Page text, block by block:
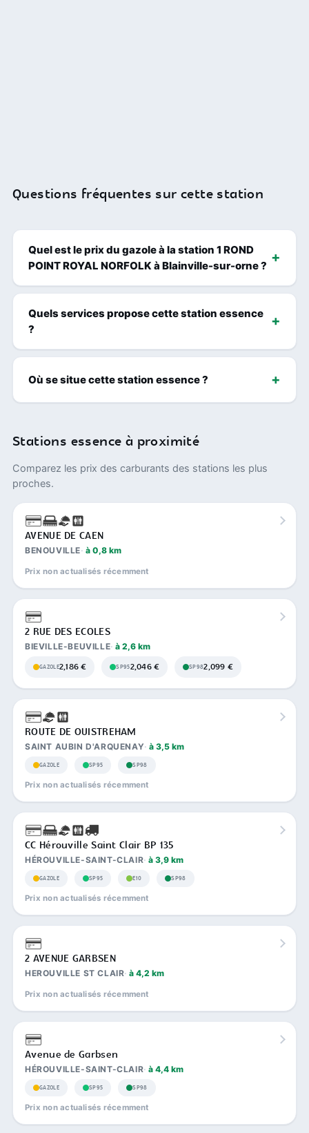
Questions fréquentes sur cette station
Quel est le prix du gazole à la station 1 ROND
POINT ROYAL NORFOLK à Blainville-sur-orne ?
Quels services propose cette station essence
?
Où se situe cette station essence ?
Stations essence à proximité
Comparez les prix des carburants des stations les plus
proches.
AVENUE DE CAEN
BENOUVILLE à 0,8 km
Prix non actualisés récemment
2 RUE DES ECOLES
BIEVILLE-BEUVILLE à 2,6 km
GAZOLE2,186 € SP952,046 € SP982,099 €
ROUTE DE OUISTREHAM
SAINT AUBIN D'ARQUENAY à 3,5 km
GAZOLE SP95 SP98
Prix non actualisés récemment
CC Hérouville Saint Clair BP 135
HÉROUVILLE-SAINT-CLAIR à 3,9 km
GAZOLE SP95 E10 SP98
Prix non actualisés récemment
2 AVENUE GARBSEN
HEROUVILLE ST CLAIR à 4,2 km
Prix non actualisés récemment
Avenue de Garbsen
HÉROUVILLE-SAINT-CLAIR à 4,4 km
GAZOLE SP95 SP98
Prix non actualisés récemment